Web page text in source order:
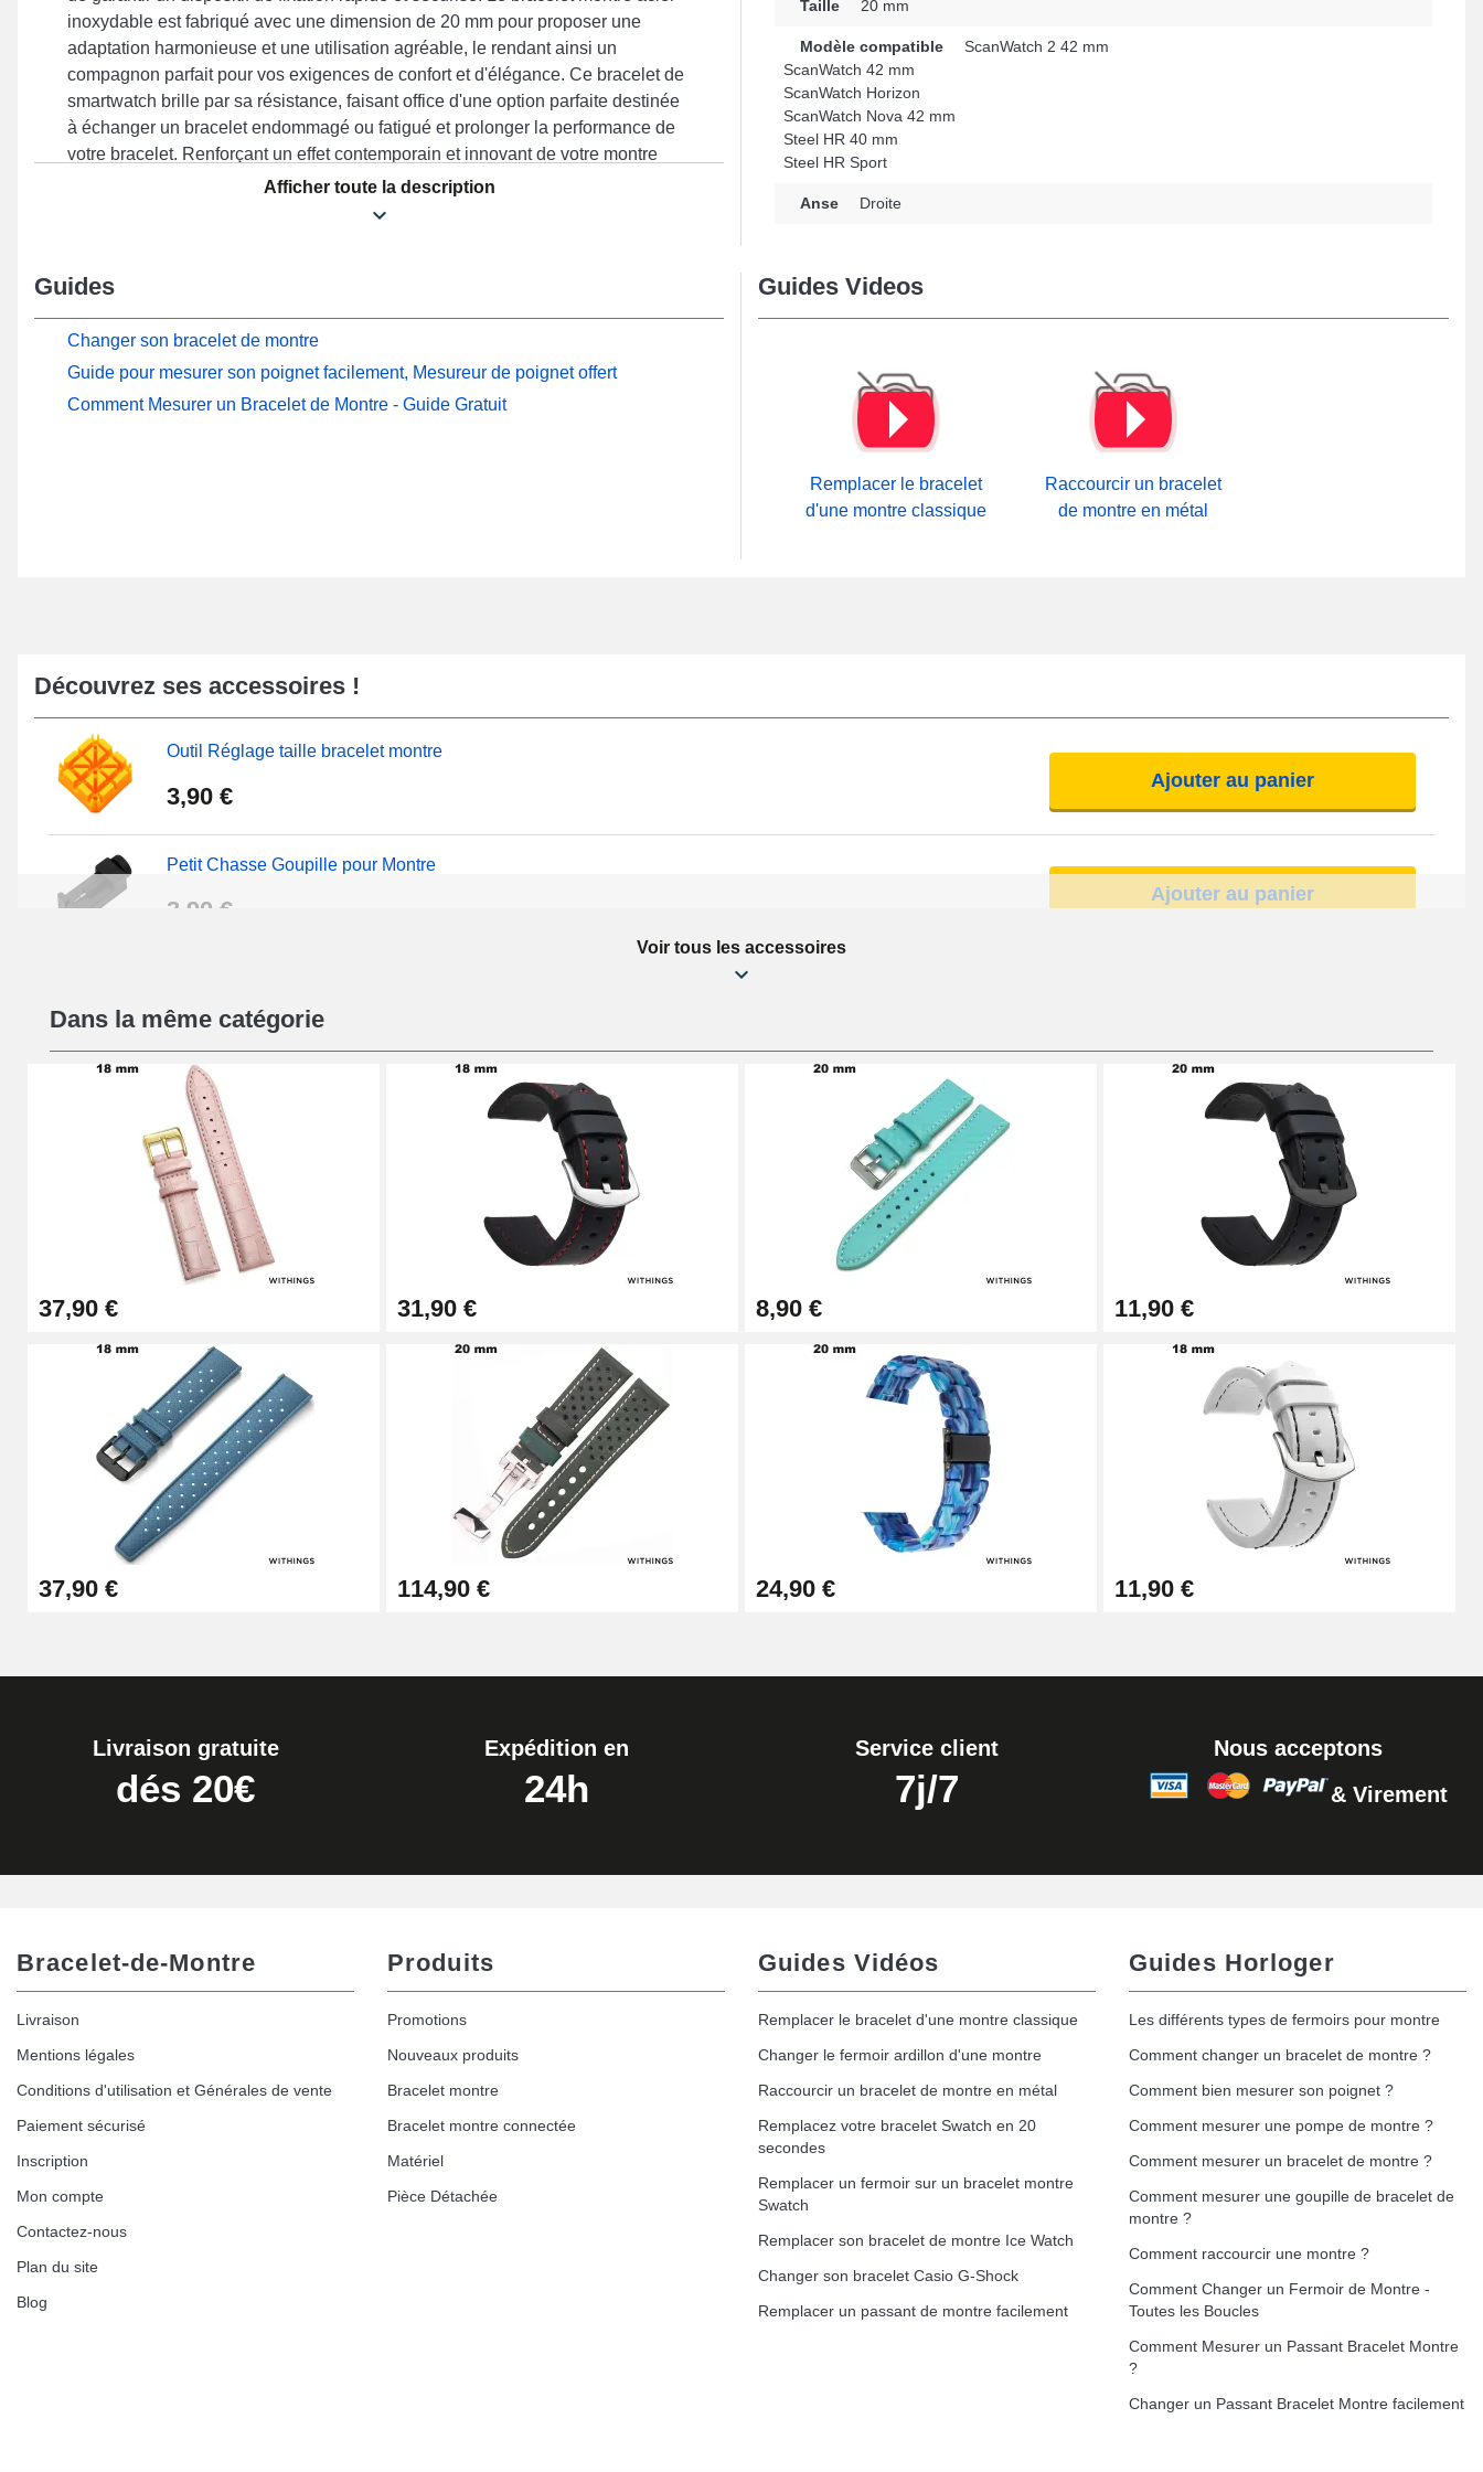
inoxydable est fabriqué avec une dimension de 20 mm pour proposer une
adaptation harmonieuse et une utilisation agréable, le rendant ainsi un
compagnon parfait pour vos exigences de confort et d'élégance. Ce bracelet de
smartwatch brille par sa résistance, faisant office d'une option parfaite destinée
à échanger un bracelet endommagé ou fatigué et prolonger la performance de
votre bracelet. Renforçant un effet contemporain et innovant de votre montre
connectée, ce bracelet montre répond idéalement aux aspirations des amateurs
de design. Ce genre de bracelet pour montre arbore une fermeture clip et
et beaucoup plus encore de la marque Withings. En utilisant son design
de modèles offrant une douceur incomparable.
Afficher toute la description
Taille 20 mm
Modèle compatible
ScanWatch 2 42 mm
ScanWatch 42 mm
ScanWatch Horizon
ScanWatch Nova 42 mm
Steel HR 40 mm
Steel HR Sport
Anse Droite
Guides
Changer son bracelet de montre
Guide pour mesurer son poignet facilement, Mesureur de poignet offert
Comment Mesurer un Bracelet de Montre - Guide Gratuit
Guides Videos
Remplacer le bracelet
d'une montre classique
Raccourcir un bracelet
de montre en métal
Découvrez ses accessoires !
Outil Réglage taille bracelet montre
3,90 €
Ajouter au panier
Petit Chasse Goupille pour Montre
3,90 €
Ajouter au panier
19,08 €
Chasse-Goupille Montre
4,90 €
Ajouter au panier
Outil Changement Bracelet Montre Professionnel
49,92 €
Ajouter au panier
Outil Bracelet Montre pas cher
34,92 €
Ajouter au panier
Kit pour Raccourcir Bracelet Montre
7,90 €
Ajouter au panier
Ajouter au panier
Kit Horlogerie Débutant
Ajouter au panier
Ajouter au panier
Ajouter au panier
Voir tous les accessoires
Dans la même catégorie
37,90 € 31,90 € 8,90 € 11,90 €
37,90 € 114,90 € 24,90 € 11,90 €
Livraison gratuite
dés 20€
Expédition en
24h
Service client
7j/7
Nous acceptons
& Virement
Bracelet-de-Montre
Livraison
Mentions légales
Conditions d'utilisation et Générales de vente
Paiement sécurisé
Inscription
Mon compte
Contactez-nous
Plan du site
Blog
Produits
Promotions
Nouveaux produits
Bracelet montre
Bracelet montre connectée
Matériel
Pièce Détachée
Guides Vidéos
Remplacer le bracelet d'une montre classique
Changer le fermoir ardillon d'une montre
Raccourcir un bracelet de montre en métal
Remplacez votre bracelet Swatch en 20
secondes
Remplacer un fermoir sur un bracelet montre
Swatch
Remplacer son bracelet de montre Ice Watch
Changer son bracelet Casio G-Shock
Remplacer un passant de montre facilement
Guides Horloger
Les différents types de fermoirs pour montre
Comment changer un bracelet de montre ?
Comment bien mesurer son poignet ?
Comment mesurer une pompe de montre ?
Comment mesurer un bracelet de montre ?
Comment mesurer une goupille de bracelet de
montre ?
Comment raccourcir une montre ?
Comment Changer un Fermoir de Montre -
Toutes les Boucles
Comment Mesurer un Passant Bracelet Montre
?
Changer un Passant Bracelet Montre facilement